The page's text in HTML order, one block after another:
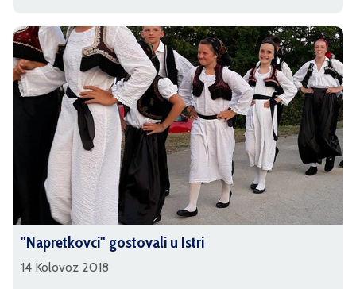
"Napretkovci" gostovali u Istri
14 Kolovoz 2018